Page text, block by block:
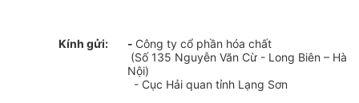
Kính gửi: - Công ty cổ phần hóa chất
(Số 135 Nguyễn Văn Cừ - Long Biên – Hà
Nội)
- Cục Hải quan tỉnh Lạng Sơn